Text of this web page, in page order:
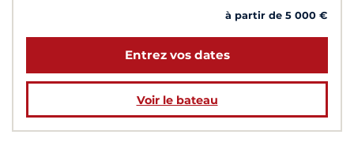
à partir de 5 000 €
Entrez vos dates
Voir le bateau